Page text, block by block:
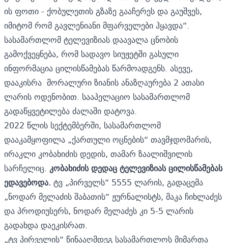
ის ფოთი - ქობულეთის გზაზე გააჩერეს და გაუშვეს,
იმიტომ რომ გავლენიანი მფარველები ჰყავდა“.
სასამართლომ ტელევიზიას დაავალა ცნობის
გამოქვეყნება, რომ სადავო სიუჟეტში გასული
ინფორმაცია ცილისწამებას წარმოადგენს. ასევე,
დააკისრა მორალური ზიანის ანაზღაურება 2 ათასი
ლარის ოდენობით. სააპელაციო სასამართლომ
გადაწყვეტილება ძალაში დატოვა.
2022 წლის სექტემბერში, სასამართლომ
დააკამყოფილა „ქართული ოცნების“ თავმჯდომარის,
ირაკლი კობახიძის დედის, თამარ ზაალიშვილის
სარჩელიც. კობახიძის დედაც ტელევიზიას ცილისწამებას
ედავებოდა. ტვ „პირველს“ 5555 ლარის, გადაცემა
„ნოდარ მელაძის შაბათის“ ჟურნალისტს, მაკა ჩიხლაძეს
და პროდიუსერს, ნოდარ მელაძეს კი 5-5 ლარის
გადახდა დაეკისრათ.
„ტვ პირველის“ წინააღმდეგ სასამართლოს მიმართა